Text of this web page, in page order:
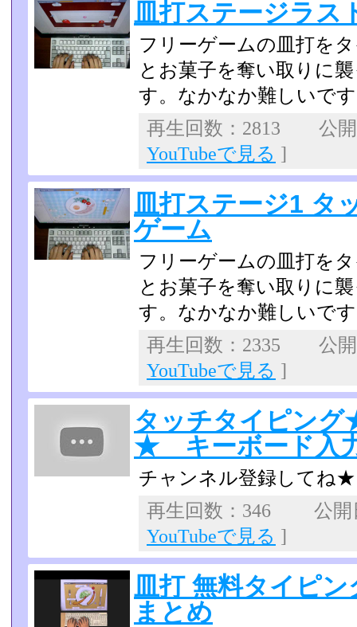
皿打ステージラス
フリーゲームの皿打を
とお菓子を奪い取りに
す。なかなか難しいで
再生回数：2813 公
YouTubeで見る ]
皿打ステージ1 タ
ゲーム
フリーゲームの皿打を
とお菓子を奪い取りに
す。なかなか難しいで
再生回数：2335 公
YouTubeで見る ]
タッチタイピン
★ キーボード入
チャンネル登録してね★
再生回数：346 公
YouTubeで見る ]
皿打 無料タイピ
まとめ